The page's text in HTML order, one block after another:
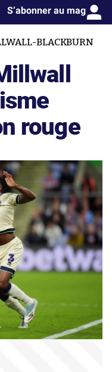
S’abonner au mag
BLACKBURN
rouge